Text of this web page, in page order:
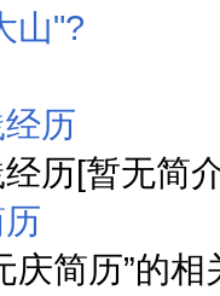
山"?
历
历[暂无简
庆简历”的相